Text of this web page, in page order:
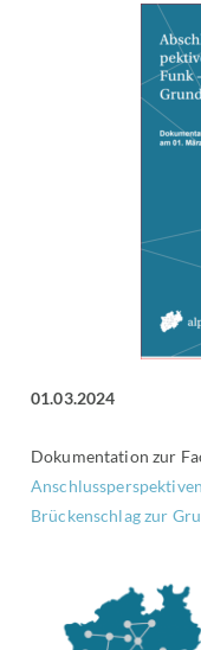
01.03.2024
Dokumentation zur
Brückenschlag zur